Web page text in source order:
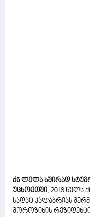
ქნ ლელა ხშირად
უცხოეთში, 2018 წელს
სადაც კალაბრიას
მოროზინის